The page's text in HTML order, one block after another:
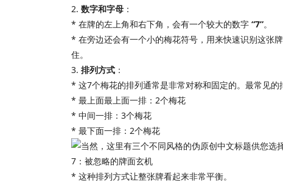
2. 数字和字母 ：
* 在牌的左上角和右下角，会有一个较大的数字 “7”。
* 在旁边还会有一个小的梅花符号，用来快速识别这张牌
住。
3. 排列方式 ：
* 这7个梅花的排列通常是非常对称和固定的。最常见的
* 最上面最上面一排：2个梅花
* 中间一排：3个梅花
* 最下面一排：2个梅花
* 这种排列方式让整张牌看起来非常平衡。